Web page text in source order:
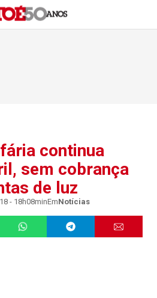
continua
sem cobrança
de luz
- 18h08minEmNotícias